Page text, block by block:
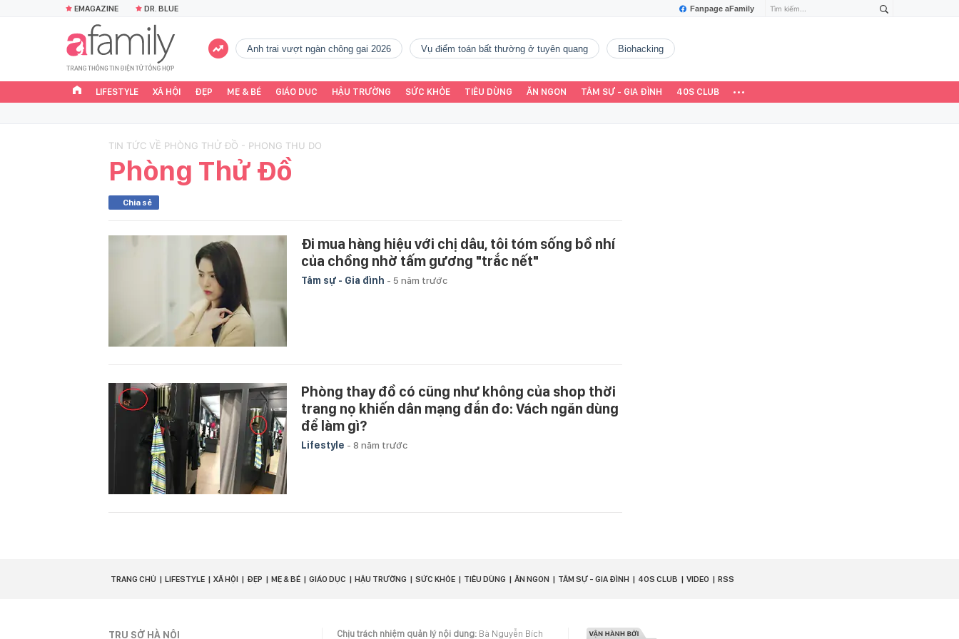
Fanpage aFamily
EMAGAZINE DR. BLUE
Anh trai vượt ngàn chông gai 2026 vụ điểm toán bất thường ở tuyên quang Biohacking
LIFESTYLE XÃ HỘI ĐẸP MẸ & BÉ GIÁO DỤC HẬU TRƯỜNG SỨC KHỎE TIÊU DÙNG ĂN NGON TÂM SỰ - GIA ĐÌNH 40S CLUB
TIN TỨC VỀ PHÒNG THỬ ĐỒ - PHONG THU DO
Phòng Thử Đồ
Chia sẻ
Đi mua hàng hiệu với chị dâu, tôi tóm sống bồ nhí
của chồng nhờ tấm gương "trắc nết"
Tâm sự - Gia đình - 5 năm trước
Phòng thay đồ có cũng như không của shop thời
trang nọ khiến dân mạng đắn đo: Vách ngăn dùng
để làm gì?
Lifestyle - 8 năm trước
TRANG CHỦ LIFESTYLE XÃ HỘI ĐẸP MẸ & BÉ GIÁO DỤC HẬU TRƯỜNG SỨC KHỎE TIÊU DÙNG ĂN NGON TÂM SỰ - GIA ĐÌNH 40S CLUB VIDEO RSS
TRỤ SỞ HÀ NỘI Chịu trách nhiệm quản lý nội dung: Bà Nguyễn Bích